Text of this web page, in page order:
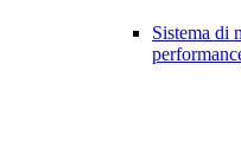
Sistema di